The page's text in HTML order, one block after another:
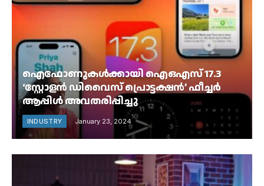
ഐഫോണുകൾക്കായി ഐഒഎസ് 17.3
‘സ്റ്റോളൻ ഡിവൈസ് പ്രൊട്ടക്ഷൻ’ ഫീച്ചർ
ആപ്പിൾ അവതരിപ്പിച്ചു
INDUSTRY January 23, 2024